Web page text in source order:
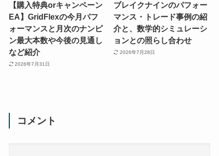
【購入特典orキャンペーン
EA】GridFlexの今月パフ
ォーマンスと月次のナンピ
ン最大本数や今後の見通し
など紹介
2026年7月31日
ブレイクナインのパフォー
マンス・トレード事例の紹
介と、数学的シミュレーシ
ョンとの照らし合わせ
2026年7月28日
コメント